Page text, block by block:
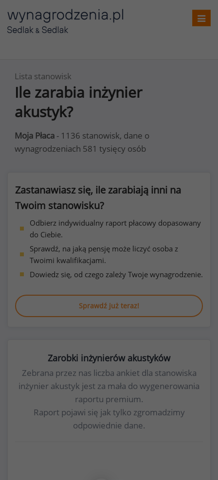
Lista stanowisk
Ile zarabia inżynier
akustyk?
Moja Płaca - 1136 stanowisk, dane o
wynagrodzeniach 581 tysięcy osób
Zastanawiasz się, ile zarabiają inni na
Twoim stanowisku?
Odbierz indywidualny raport płacowy dopasowany
do Ciebie.
Sprawdź, na jaką pensję może liczyć osoba z
Twoimi kwalifikacjami.
Dowiedz się, od czego zależy Twoje wynagrodzenie.
Sprawdź już teraz!
Zarobki inżynierów akustyków
Zebrana przez nas liczba ankiet dla stanowiska
inżynier akustyk jest za mała do wygenerowania
raportu premium.
Raport pojawi się jak tylko zgromadzimy
odpowiednie dane.